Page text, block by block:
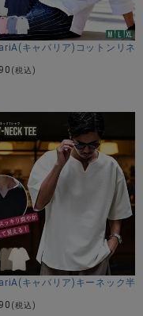
シャツ/全9色
キャバリア)コットンリネ
(税込)
ーストレッチバンドカラー
キャバリア)キーネック半
(税込)